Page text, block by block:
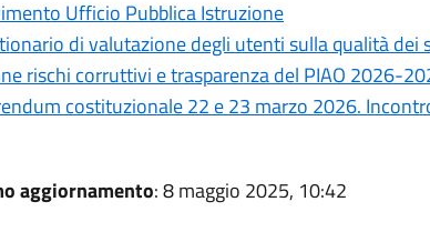
Ufficio Pubblica Istruzione
di valutazione degli utenti sulla qualità dei
rischi corruttivi e trasparenza del PIAO 2026-
costituzionale 22 e 23 marzo 2026.
aggiornamento: 8 maggio 2025, 10:42